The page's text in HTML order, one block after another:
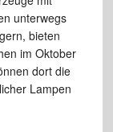
unterwegs
bieten
im Oktober
dort die
Lampen